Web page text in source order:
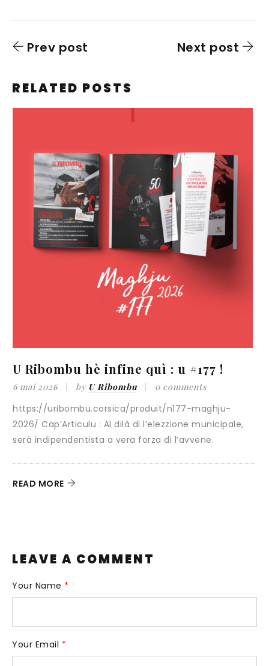
Prev post Next post
RELATED POSTS
U Ribombu hè infine quì : u #177 !
6 mai 2026 by U Ribombu 0 comments
https://uribombu.corsica/produit/n177-maghju-
2026/ Cap’Articulu : Al dilà di l’elezzione municipale,
serà indipendentista a vera forza di l’avvene.
READ MORE
LEAVE A COMMENT
Your Name *
Your Email *